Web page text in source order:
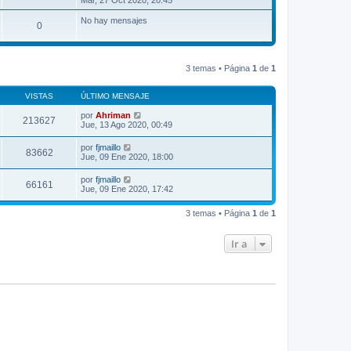
r
ú
i
e
n
a
j
e
0 No hay mensajes
3 temas • Página 1 de 1
VISTAS ÚLTIMO MENSAJE
213627 por Ahriman
Jue, 13 Ago 2020, 00:49
83662 por fjmaillo
Jue, 09 Ene 2020, 18:00
66161 por fjmaillo
Jue, 09 Ene 2020, 17:42
3 temas • Página 1 de 1
Ir a